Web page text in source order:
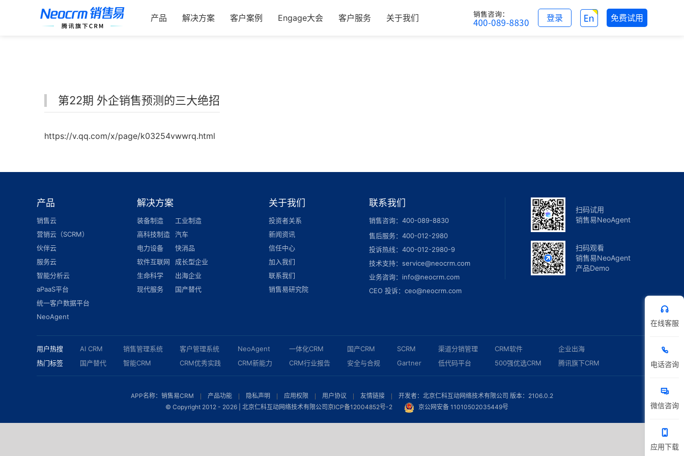
产品 解决方案 客户案例 Engage大会 客户服务 关于我们 免费试用
登录
第22期 外企销售预测的三大绝招
https://v.qq.com/x/page/k03254vwwrq.html
产品
销售云
营销云（SCRM）
伙伴云
服务云
智能分析云
aPaaS平台
统一客户数据平台
NeoAgent
解决方案
装备制造
工业制造
高科技制造
汽车
电力设备
快消品
软件互联网
成长型企业
生命科学
出海企业
现代服务
国产替代
关于我们
投资者关系
新闻资讯
信任中心
加入我们
联系我们
销售易研究院
联系我们
销售咨询：400-089-8830
售后服务：400-012-2980
投诉热线：400-012-2980-9
技术支持：service@neocrm.com
业务咨询：info@neocrm.com
CEO 投诉：ceo@neocrm.com
扫码试用
销售易NeoAgent
扫码观看
销售易NeoAgent
产品Demo
用户热搜
热门标签
AI CRM
国产替代
销售管理系统
智能CRM
客户管理系统
CRM优秀实践
NeoAgent
CRM新能力
一体化CRM
CRM行业报告
国产CRM
安全与合规
SCRM
Gartner
渠道分销管理
低代码平台
CRM软件
500强优选CRM
企业出海
腾讯旗下CRM
APP名称：销售易CRM 产品功能 隐私声明 应用权限 用户协议 友情链接
开发者：北京仁科互动网络技术有限公司 版本：2106.0.2
© Copyright 2012 - 2026 | 北京仁科互动网络技术有限公司京ICP备12004852号-2 京公网安备 11010502035449号
在线客服
电话咨询
微信咨询
应用下载